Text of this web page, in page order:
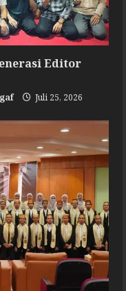
Editor
Juli 25, 2026